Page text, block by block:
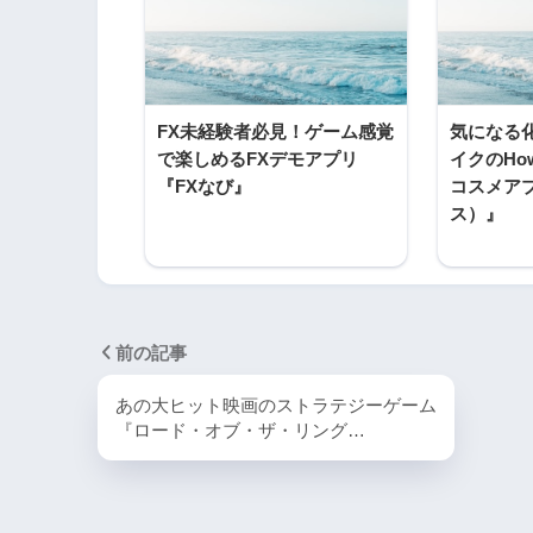
FX未経験者必見！ゲーム感覚
で楽しめるFXデモアプリ
『FXなび』
気になる
イクの
コスメア
ス）』
前の記事
あの大ヒット映画のストラテジーゲーム
『ロード・オブ・ザ・リング…